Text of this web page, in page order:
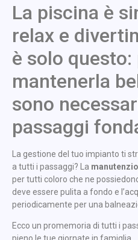
La piscina è
relax e
è solo questo:
mantenerla
sono
passaggi
La gestione del tuo impianto ti
a tutti i passaggi? La
per tutti coloro che ne
deve essere pulita a fondo e
periodicamente per una
Ecco un promemoria di tutti i